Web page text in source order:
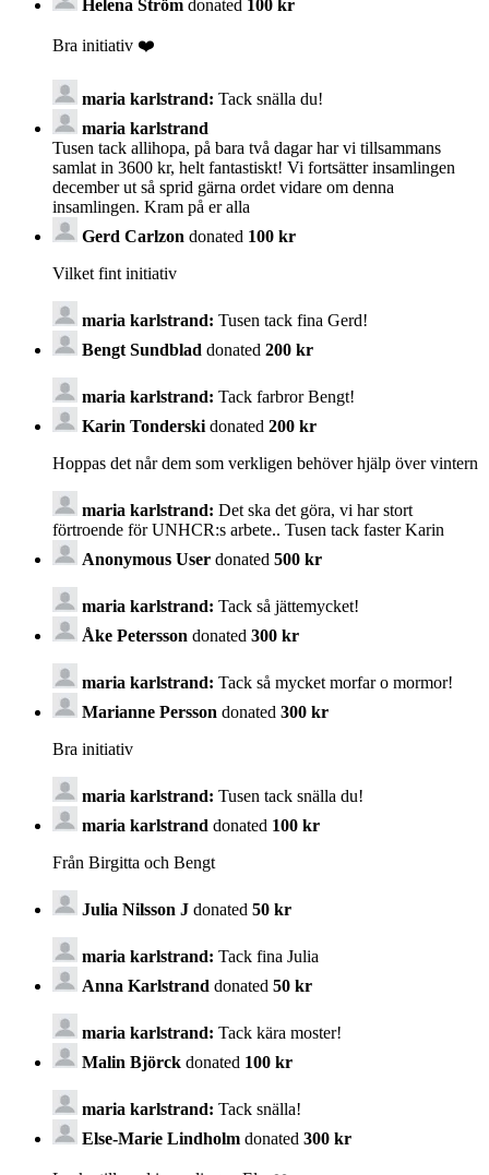
Helena Ström donated 100 kr
Bra initiativ ❤️
maria karlstrand: Tack snälla du!
maria karlstrand
Tusen tack allihopa, på bara två dagar har vi tillsammans
samlat in 3600 kr, helt fantastiskt! Vi fortsätter insamlingen
december ut så sprid gärna ordet vidare om denna
insamlingen. Kram på er alla
Gerd Carlzon donated 100 kr
Vilket fint initiativ
maria karlstrand: Tusen tack fina Gerd!
Bengt Sundblad donated 200 kr
maria karlstrand: Tack farbror Bengt!
Karin Tonderski donated 200 kr
Hoppas det når dem som verkligen behöver hjälp över vintern
maria karlstrand: Det ska det göra, vi har stort
förtroende för UNHCR:s arbete.. Tusen tack faster Karin
Anonymous User donated 500 kr
maria karlstrand: Tack så jättemycket!
Åke Petersson donated 300 kr
maria karlstrand: Tack så mycket morfar o mormor!
Marianne Persson donated 300 kr
Bra initiativ
maria karlstrand: Tusen tack snälla du!
maria karlstrand donated 100 kr
Från Birgitta och Bengt
Julia Nilsson J donated 50 kr
maria karlstrand: Tack fina Julia
Anna Karlstrand donated 50 kr
maria karlstrand: Tack kära moster!
Malin Björck donated 100 kr
maria karlstrand: Tack snälla!
Else-Marie Lindholm donated 300 kr